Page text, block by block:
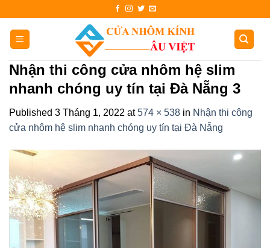
content
Nhận thi công cửa nhôm hệ slim
nhanh chóng uy tín tại Đà Nẵng 3
Published 3 Tháng 1, 2022 at574 × 538 in Nhận thi công
cửa nhôm hệ slim nhanh chóng uy tín tại Đà Nẵng